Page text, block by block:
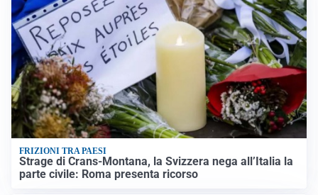
FRIZIONI TRA PAESI
Strage di Crans-Montana, la Svizzera nega all’Italia la
parte civile: Roma presenta ricorso